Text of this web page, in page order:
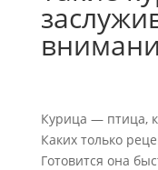
Курица — птица,
Каких только
Готовится она